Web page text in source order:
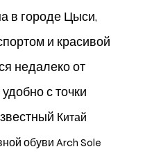
в городе Цыси,
и красивой
недалеко от
с точки
Китай
обуви Arch Sole